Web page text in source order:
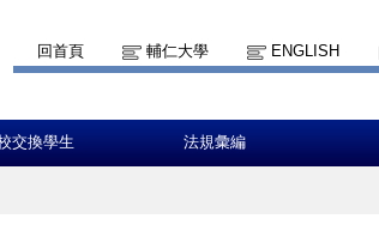
回首頁 輔仁大學 ENGLISH
交換學生 法規彙編